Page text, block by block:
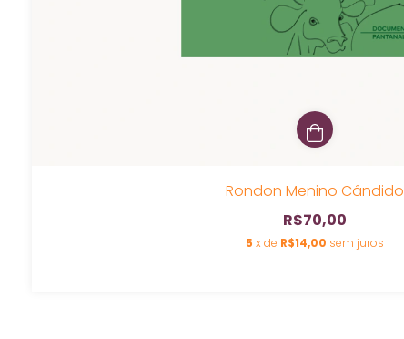
Rondon Menino Cândido
R$70,00
5 x de R$14,00 sem juros